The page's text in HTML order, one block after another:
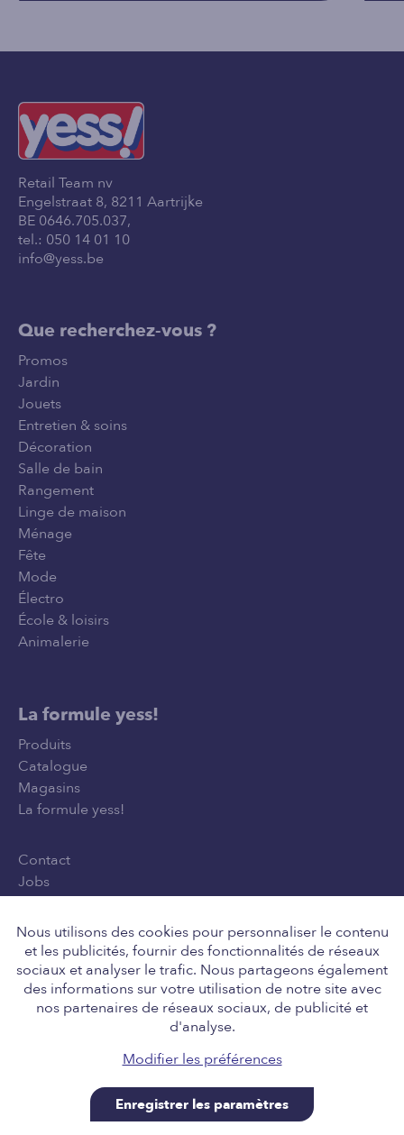
Nous utilisons des cookies pour personnaliser le contenu
et les publicités, fournir des fonctionnalités de réseaux
sociaux et analyser le trafic. Nous partageons également
des informations sur votre utilisation de notre site avec
nos partenaires de réseaux sociaux, de publicité et
d'analyse.
Modifier les préférences
Enregistrer les paramètres
Retail Team nv
Engelstraat 8, 8211 Aartrijke
BE 0646.705.037,
tel.: 050 14 01 10
info@yess.be
Que recherchez-vous ?
Promos
Jardin
Jouets
Entretien & soins
Décoration
Salle de bain
Rangement
Linge de maison
Ménage
Fête
Mode
Électro
École & loisirs
Animalerie
La formule yess!
Produits
Catalogue
Magasins
La formule yess!
Contact
Jobs
Conditions générales d'utilisation
Suivez-nous
Retail Team nv, Engelstraat 8, 8211 Aartrijke BE